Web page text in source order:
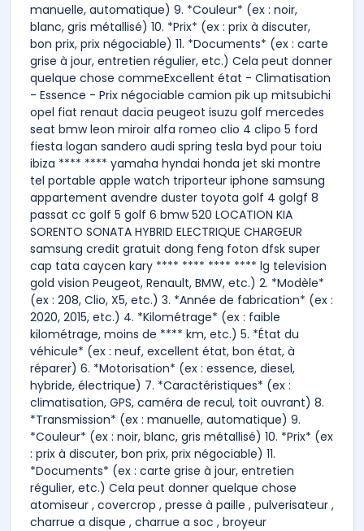
manuelle, automatique) 9. *Couleur* (ex : noir,
blanc, gris métallisé) 10. *Prix* (ex : prix à discuter,
bon prix, prix négociable) 11. *Documents* (ex : carte
grise à jour, entretien régulier, etc.) Cela peut donner
quelque chose commeExcellent état - Climatisation
- Essence - Prix négociable camion pik up mitsubichi
opel fiat renaut dacia peugeot isuzu golf mercedes
seat bmw leon miroir alfa romeo clio 4 clipo 5 ford
fiesta logan sandero audi spring tesla byd pour toiu
ibiza **** **** yamaha hyndai honda jet ski montre
tel portable apple watch triporteur iphone samsung
appartement avendre duster toyota golf 4 golgf 8
passat cc golf 5 golf 6 bmw 520 LOCATION KIA
SORENTO SONATA HYBRID ELECTRIQUE CHARGEUR
samsung credit gratuit dong feng foton dfsk super
cap tata caycen kary **** **** **** **** lg television
gold vision Peugeot, Renault, BMW, etc.) 2. *Modèle*
(ex : 208, Clio, X5, etc.) 3. *Année de fabrication* (ex :
2020, 2015, etc.) 4. *Kilométrage* (ex : faible
kilométrage, moins de **** km, etc.) 5. *État du
véhicule* (ex : neuf, excellent état, bon état, à
réparer) 6. *Motorisation* (ex : essence, diesel,
hybride, électrique) 7. *Caractéristiques* (ex :
climatisation, GPS, caméra de recul, toit ouvrant) 8.
*Transmission* (ex : manuelle, automatique) 9.
*Couleur* (ex : noir, blanc, gris métallisé) 10. *Prix* (ex
: prix à discuter, bon prix, prix négociable) 11.
*Documents* (ex : carte grise à jour, entretien
régulier, etc.) Cela peut donner quelque chose
atomiseur , covercrop , presse à paille , pulverisateur ,
charrue a disque , charrue a soc , broyeur